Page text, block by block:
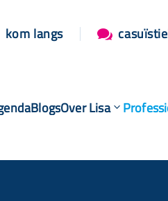
kom langs 
BlogsOver Lisa